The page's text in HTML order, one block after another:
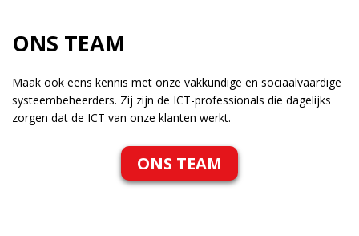
ONS TEAM
Maak ook eens kennis met onze vakkundige en sociaalvaardige
systeembeheerders. Zij zijn de ICT-professionals die dagelijks
zorgen dat de ICT van onze klanten werkt.
ONS TEAM